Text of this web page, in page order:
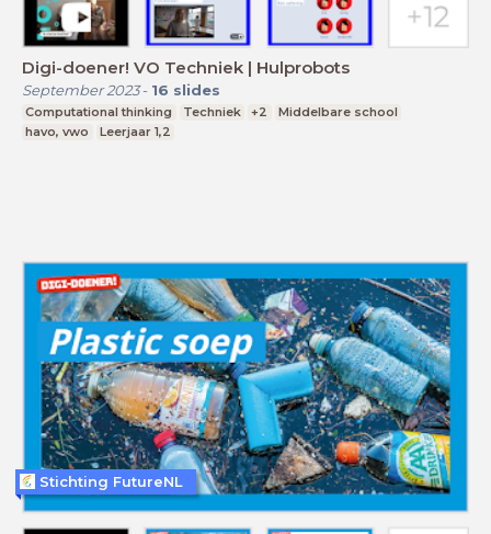
Digi-doener! VO Techniek | Hulprobots
September 2023- 16 slides
Computational thinking Techniek +2
Middelbare school
havo, vwo
Leerjaar 1,2
Stichting FutureNL